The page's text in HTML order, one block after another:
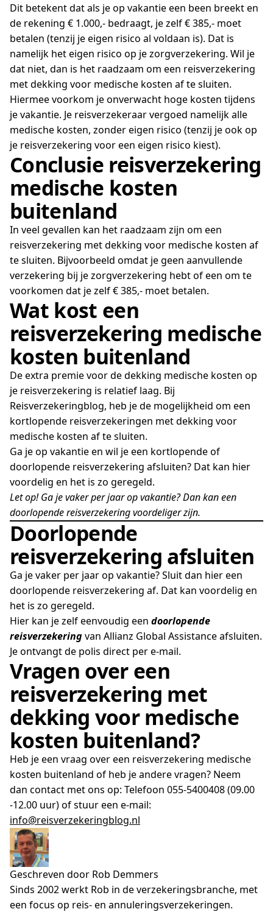
Dit betekent dat als je op vakantie een been breekt en
de rekening € 1.000,- bedraagt, je zelf € 385,- moet
betalen (tenzij je eigen risico al voldaan is). Dat is
namelijk het eigen risico op je zorgverzekering. Wil je
dat niet, dan is het raadzaam om een reisverzekering
met dekking voor medische kosten af te sluiten.
Hiermee voorkom je onverwacht hoge kosten tijdens
je vakantie. Je reisverzekeraar vergoed namelijk alle
medische kosten, zonder eigen risico (tenzij je ook op
je reisverzekering voor een eigen risico kiest).
Conclusie reisverzekering
medische kosten
buitenland
In veel gevallen kan het raadzaam zijn om een
reisverzekering met dekking voor medische kosten af
te sluiten. Bijvoorbeeld omdat je geen aanvullende
verzekering bij je zorgverzekering hebt of een om te
voorkomen dat je zelf € 385,- moet betalen.
Wat kost een
reisverzekering medische
kosten buitenland
De extra premie voor de dekking medische kosten op
je reisverzekering is relatief laag. Bij
Reisverzekeringblog, heb je de mogelijkheid om een
kortlopende reisverzekeringen met dekking voor
medische kosten af te sluiten.
Ga je op vakantie en wil je een kortlopende of
doorlopende reisverzekering afsluiten? Dat kan hier
voordelig en het is zo geregeld.
Let op! Ga je vaker per jaar op vakantie? Dan kan een
doorlopende reisverzekering voordeliger zijn.
Doorlopende
reisverzekering afsluiten
Ga je vaker per jaar op vakantie? Sluit dan hier een
doorlopende reisverzekering af. Dat kan voordelig en
het is zo geregeld.
Hier kan je zelf eenvoudig een doorlopende
reisverzekeringvan Allianz Global Assistance afsluiten.
Je ontvangt de polis direct per e-mail.
Vragen over een
reisverzekering met
dekking voor medische
kosten buitenland?
Heb je een vraag over een reisverzekering medische
kosten buitenland of heb je andere vragen? Neem
dan contact met ons op: Telefoon 055-5400408 (09.00
-12.00 uur) of stuur een e-mail:
info@reisverzekeringblog.nl
Geschreven door Rob Demmers
Sinds 2002 werkt Rob in de verzekeringsbranche, met
een focus op reis- en annuleringsverzekeringen.